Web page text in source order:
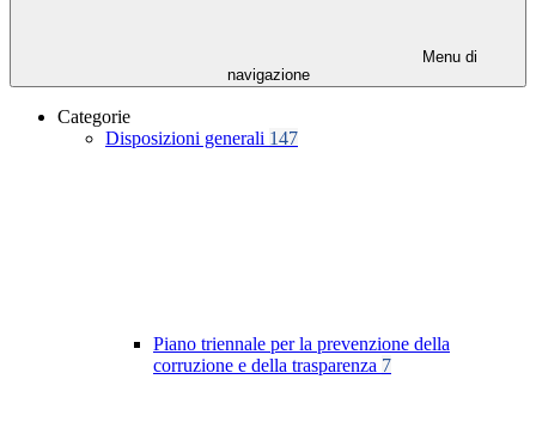
Menu di
navigazione
Categorie
Disposizioni generali 147
Piano triennale per la prevenzione della
corruzione e della trasparenza 7